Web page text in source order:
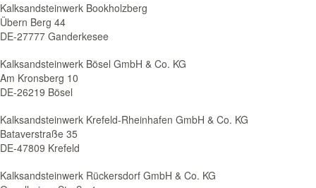
Kalksandsteinwerk Bookholzberg
Übern Berg 44
DE-27777 Ganderkesee
Kalksandsteinwerk Bösel GmbH & Co. KG
Am Kronsberg 10
DE-26219 Bösel
Kalksandsteinwerk Krefeld-Rheinhafen GmbH & Co. KG
Bataverstraße 35
DE-47809 Krefeld
Kalksandsteinwerk Rückersdorf GmbH & Co. KG